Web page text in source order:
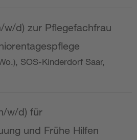
w/d) zur Pflegefachfrau
SOS-Kinderdorf Saar,
w/d) für
und Frühe Hilfen